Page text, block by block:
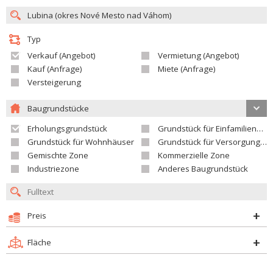
Typ
Verkauf (Angebot)
Vermietung (Angebot)
Kauf (Anfrage)
Miete (Anfrage)
Versteigerung
Baugrundstücke
Erholungsgrundstück
Grundstück für Einfamilienhäuser
Grundstück für Wohnhäuser
Grundstück für Versorgungseinrichtungen
Gemischte Zone
Kommerzielle Zone
Industriezone
Anderes Baugrundstück
Preis
Fläche